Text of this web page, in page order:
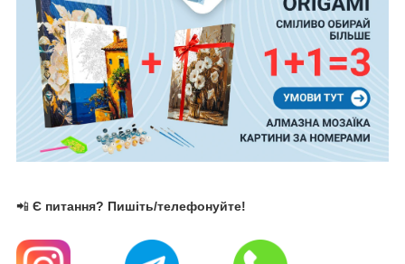
📲 Є питання? Пишіть/телефонуйте!